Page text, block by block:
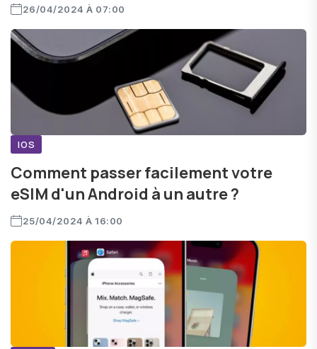
26/04/2024 À 07:00
IOS
Comment passer facilement votre
eSIM d'un Android à un autre ?
25/04/2024 À 16:00